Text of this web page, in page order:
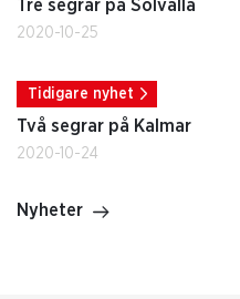
Tre segrar på Solvalla
2020-10-25
Tidigare nyhet
Två segrar på Kalmar
2020-10-24
Nyheter